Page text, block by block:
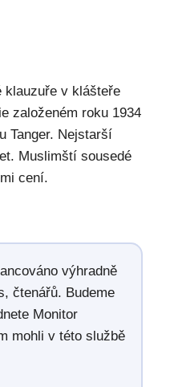
klauzuře v klášteře
založeném roku 1934
Tanger. Nejstarší
Muslimští sousedé
cení.
výhradně
čtenářů. Budeme
Monitor
mohli v této službě